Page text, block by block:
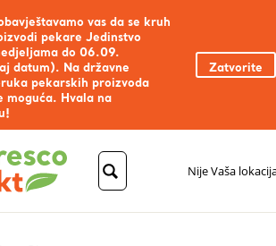
vas da se kruh
pekare Jedinstvo
do 06.09.
datum). Na državne
pekarskih proizvoda
moguća. Hvala na
Zatvorite
Nije Vaša